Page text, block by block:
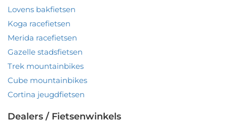
Lovens bakfietsen
Koga racefietsen
Merida racefietsen
Gazelle stadsfietsen
Trek mountainbikes
Cube mountainbikes
Cortina jeugdfietsen
Dealers / Fietsenwinkels